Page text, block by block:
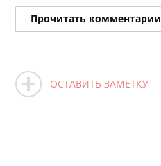
Прочитать комментарии
ОСТАВИТЬ ЗАМЕТКУ